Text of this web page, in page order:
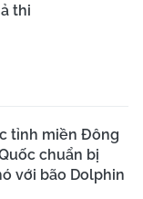
thi
tỉnh miền Đông
chuẩn bị
với bão Dolphin